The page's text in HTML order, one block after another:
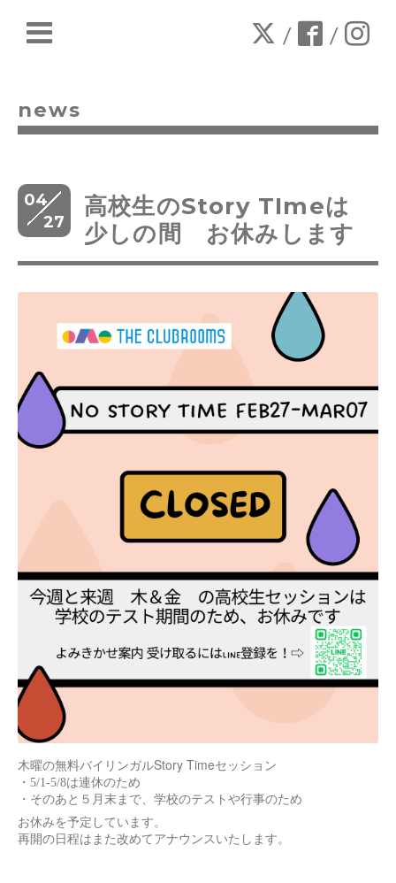
/ /
news
04
27
高校生のStory TImeは
少しの間 お休みします
木曜の無料バイリンガルStory Timeセッション
・5/1-5/8は連休のため
・そのあと５月末まで、学校のテストや行事のため
お休みを予定しています。
再開の日程はまた改めてアナウンスいたします。